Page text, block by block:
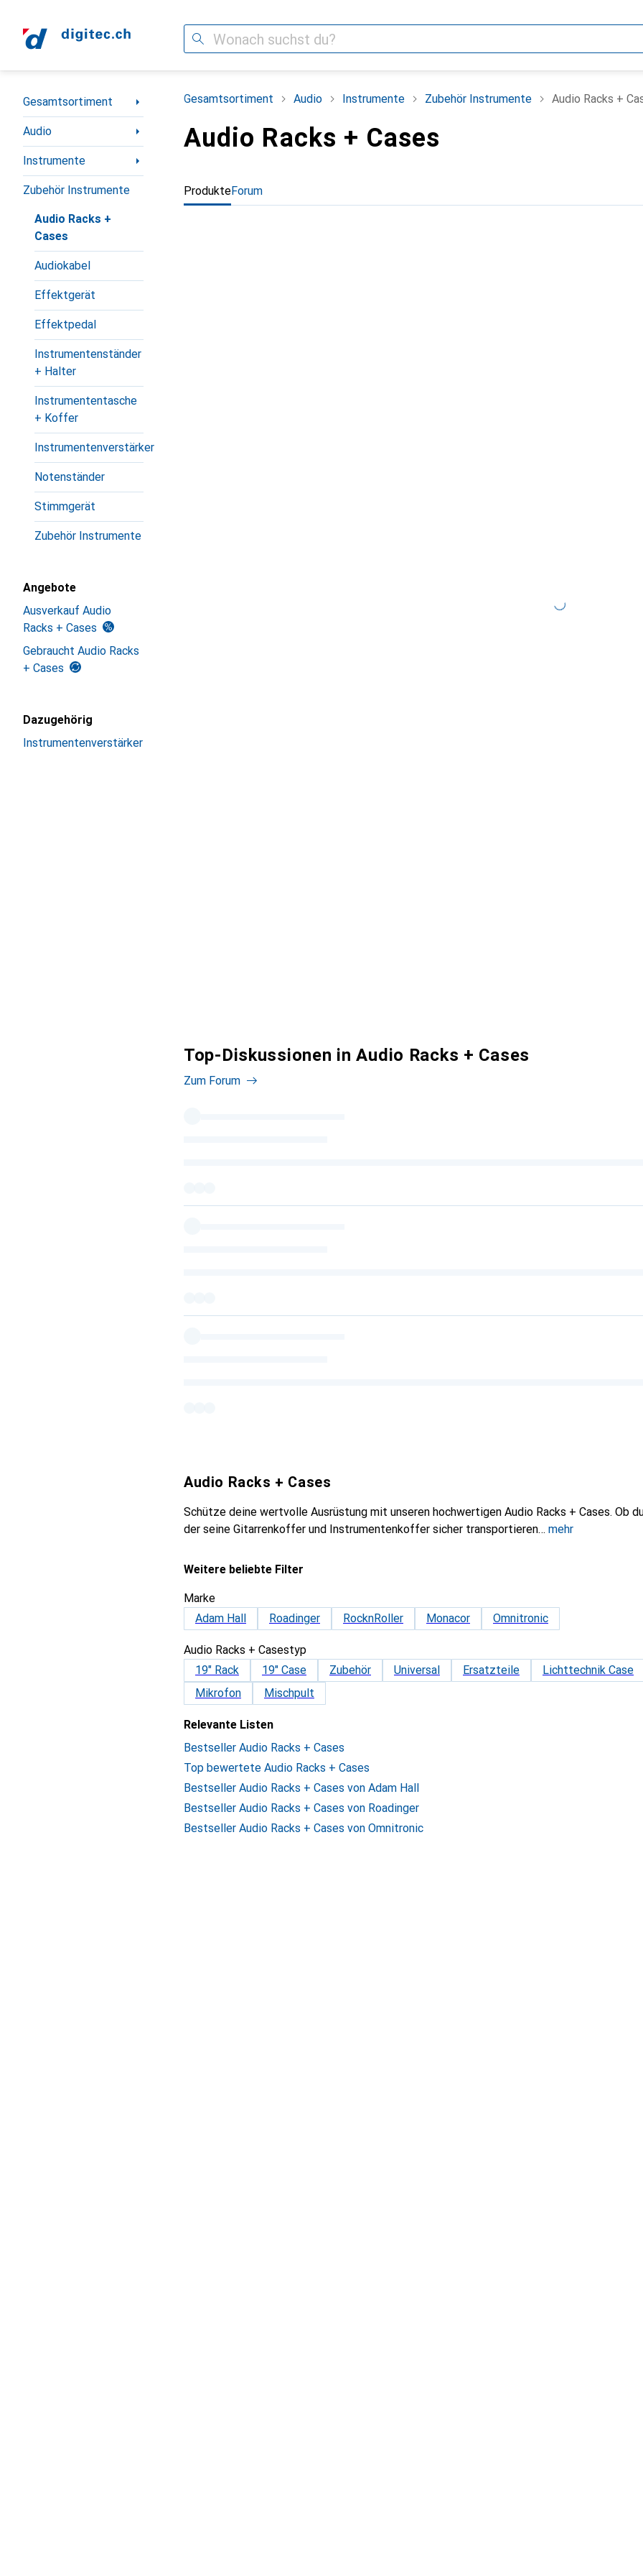
Suche
Navigation nach Kategorien
Gesamtsortiment
Audio
Instrumente
Zubehör Instrumente
Audio Racks +
Cases
Audiokabel
Effektgerät
Effektpedal
Instrumentenständer
+ Halter
Instrumententasche
+ Koffer
Instrumentenverstärker
Notenständer
Stimmgerät
Zubehör Instrumente
Angebote
Ausverkauf Audio
Racks + Cases
Gebraucht Audio Racks
+ Cases
Dazugehörig
Instrumentenverstärker
Gesamtsortiment Audio Instrumente Zubehör Instrumente Audio Racks +
Audio Racks + Cases
ProdukteForum
Top-Diskussionen in Audio Racks + Cases
Zum Forum
Audio Racks + Cases
Schütze deine wertvolle Ausrüstung mit unseren hochwertigen Audio Racks + Cases. Ob
der seine Gitarrenkoffer und Instrumentenkoffer sicher transportieren
mehr
Weitere beliebte Filter
Marke
Adam Hall
Roadinger RocknRoller Monacor Omnitronic
Audio Racks + Casestyp
19" Rack
19" Case Zubehör Universal Ersatzteile Lichttechnik Case
Mikrofon
Mischpult
Relevante Listen
Bestseller Audio Racks + Cases
Top bewertete Audio Racks + Cases
Bestseller Audio Racks + Cases von Adam Hall
Bestseller Audio Racks + Cases von Roadinger
Bestseller Audio Racks + Cases von Omnitronic